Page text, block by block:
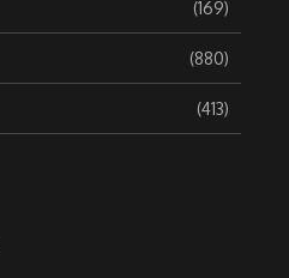
(169)
(880)
(413)